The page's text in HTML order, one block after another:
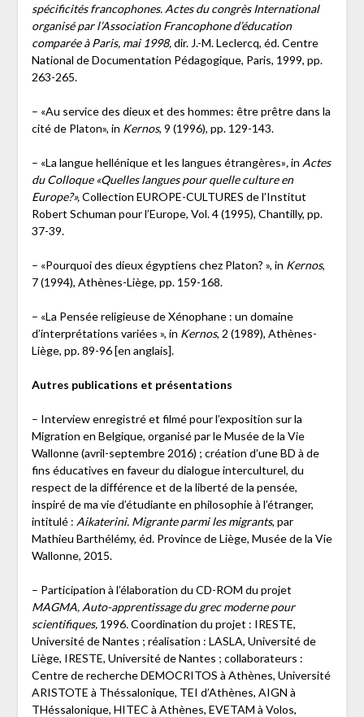
spécificités francophones. Actes du congrès International
organisé par l’Association Francophone d’éducation
comparée à Paris, mai 1998,dir. J.-M. Leclercq, éd. Centre
National de Documentation Pédagogique, Paris, 1999, pp.
263-265.
– «Au service des dieux et des hommes: être prêtre dans la
cité de Platon», in Kernos, 9 (1996), pp. 129-143.
– «La langue hellénique et les langues étrangères»,in Actes
du Colloque «Quelles langues pour quelle culture en
Europe?»,Collection EUROPE-CULTURES de l’Institut
Robert Schuman pour l’Europe, Vol. 4 (1995), Chantilly, pp.
37-39.
– «Pourquoi des dieux égyptiens chez Platon? », in Kernos,
7 (1994), Athènes-Liège, pp. 159-168.
– «La Pensée religieuse de Xénophane : un domaine
d’interprétations variées », in Kernos, 2 (1989), Athènes-
Liège, pp. 89-96 [en anglais].
Autres publications et présentations
– Interview enregistré et filmé pour l’exposition sur la
Migration en Belgique, organisé par le Musée de la Vie
Wallonne (avril-septembre 2016) ; création d’une BD à de
fins éducatives en faveur du dialogue interculturel, du
respect de la différence et de la liberté de la pensée,
inspiré de ma vie d’étudiante en philosophie à l’étranger,
intitulé : Aikaterini. Migrante parmi les migrants, par
Mathieu Barthélémy, éd. Province de Liège, Musée de la Vie
Wallonne, 2015.
– Participation à l’élaboration du CD-ROM du projet
MAGMA, Auto-apprentissage du grec moderne pour
scientifiques, 1996.Coordination du projet : IRESTE,
Université de Nantes ; réalisation : LASLA, Université de
Liège, IRESTE, Université de Nantes ; collaborateurs :
Centre de recherche DEMOCRITOS à Athènes, Université
ARISTOTE à Théssalonique, TEI d’Athènes, AIGN à
THéssalonique, HITEC à Athènes, EVETAM à Volos,